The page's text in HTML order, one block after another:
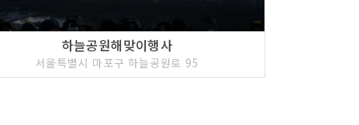
하늘공원해맞이행사
서울특별시 마포구 하늘공원로 95